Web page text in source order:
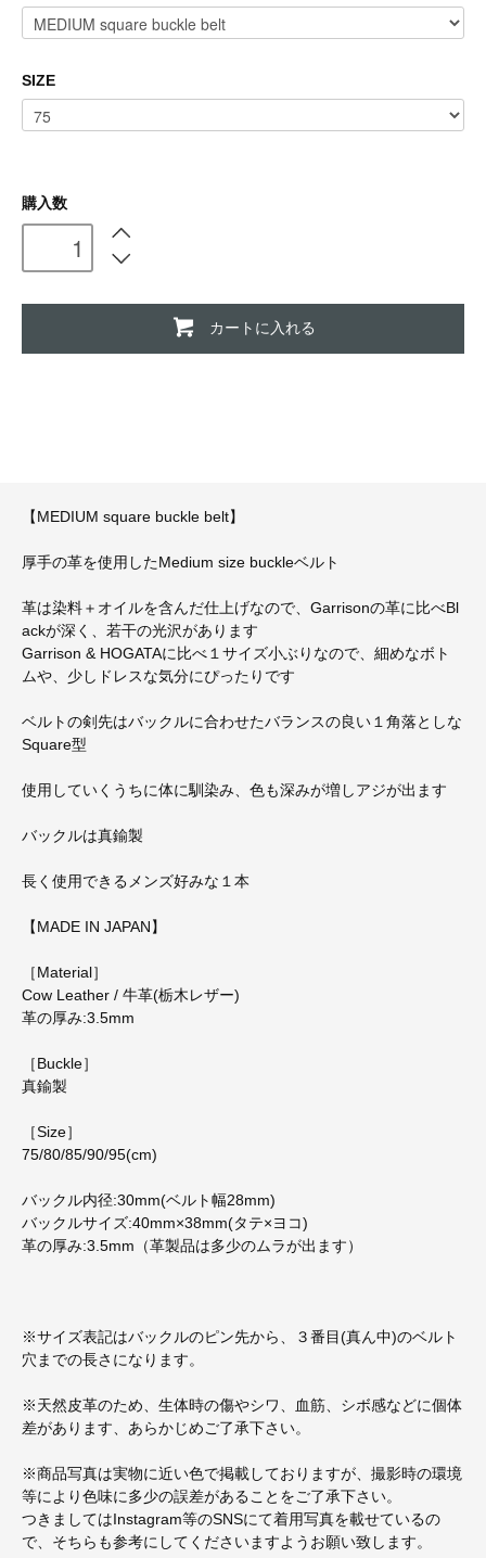
SIZE
購入数
カートに入れる
【MEDIUM square buckle belt】
厚手の革を使用したMedium size buckleベルト
革は染料＋オイルを含んだ仕上げなので、Garrisonの革に比べBl
ackが深く、若干の光沢があります
Garrison & HOGATAに比べ１サイズ小ぶりなので、細めなボト
ムや、少しドレスな気分にぴったりです
ベルトの剣先はバックルに合わせたバランスの良い１角落としな
Square型
使用していくうちに体に馴染み、色も深みが増しアジが出ます
バックルは真鍮製
長く使用できるメンズ好みな１本
【MADE IN JAPAN】
［Material］
Cow Leather / 牛革(栃木レザー)
革の厚み:3.5mm
［Buckle］
真鍮製
［Size］
75/80/85/90/95(cm)
バックル内径:30mm(ベルト幅28mm)
バックルサイズ:40mm×38mm(タテ×ヨコ)
革の厚み:3.5mm（革製品は多少のムラが出ます）
※サイズ表記はバックルのピン先から、３番目(真ん中)のベルト
穴までの長さになります。
※天然皮革のため、生体時の傷やシワ、血筋、シボ感などに個体
差があります、あらかじめご了承下さい。
※商品写真は実物に近い色で掲載しておりますが、撮影時の環境
等により色味に多少の誤差があることをご了承下さい。
つきましてはInstagram等のSNSにて着用写真を載せているの
で、そちらも参考にしてくださいますようお願い致します。